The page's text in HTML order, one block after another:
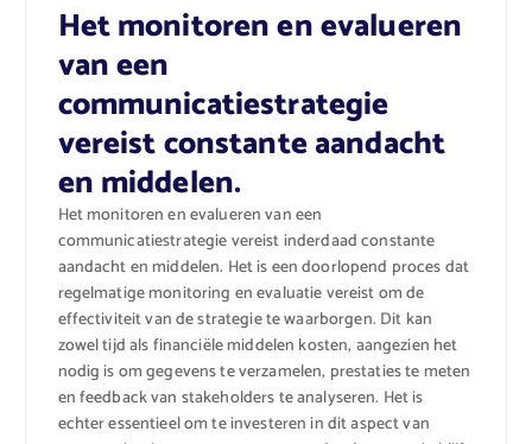
Het monitoren en evalueren
van een
communicatiestrategie
vereist constante aandacht
en middelen.
Het monitoren en evalueren van een
communicatiestrategie vereist inderdaad constante
aandacht en middelen. Het is een doorlopend proces dat
regelmatige monitoring en evaluatie vereist om de
effectiviteit van de strategie te waarborgen. Dit kan
zowel tijd als financiële middelen kosten, aangezien het
nodig is om gegevens te verzamelen, prestaties te meten
en feedback van stakeholders te analyseren. Het is
echter essentieel om te investeren in dit aspect van